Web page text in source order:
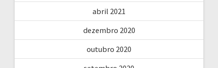
abril 2021
dezembro 2020
outubro 2020